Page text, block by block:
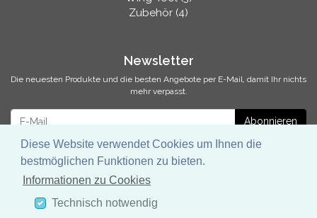
Zubehör (4)
Newsletter
Die neuesten Produkte und die besten Angebote per E-Mail, damit Ihr nichts
mehr verpasst.
Abonnieren
Diese Website verwendet Cookies um Ihnen die
bestmöglichen Funktionen zu bieten.
Informationen zu Cookies
Technisch notwendig